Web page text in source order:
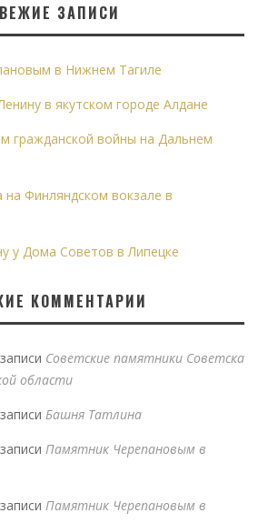
ЗАПИСИ
в Нижнем Тагиле
в якутском городе Алдане
гражданской войны на Дальнем
на Финляндском вокзале в
у Дома Советов в Липецке
КОММЕНТАРИИ
Советские памятники Советска
области
Башня Татлина
Памятник Черепановым в
Памятник Черепановым в